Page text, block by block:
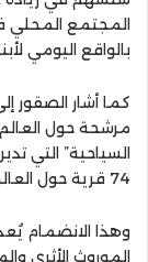
المجتمع المحلي
بالواقع اليومي
مرشحة حول
السياحية” التي
74 قرية حول العالم.
وهذا الانضمام
الموروث الأثري